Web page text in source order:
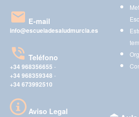
E-mail
info@escueladesaludmurcia.es
Teléfono
+34 968356655 -
+34 968359348 -
+34 673992510
Aviso Legal